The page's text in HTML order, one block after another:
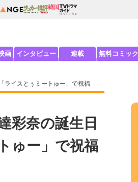
画 インタビュー 連載 無料コミック
ライスとぅミートゅー」で祝福
彩奈の誕生日
ゅー」で祝福